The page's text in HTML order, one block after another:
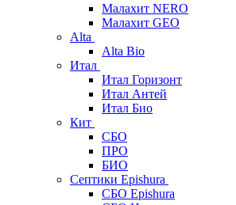
Малахит NERO
Малахит GEO
Alta
Alta Bio
Итал
Итал Горизонт
Итал Антей
Итал Био
Кит
СБО
ПРО
БИО
Септики Epishura
СБО Epishura